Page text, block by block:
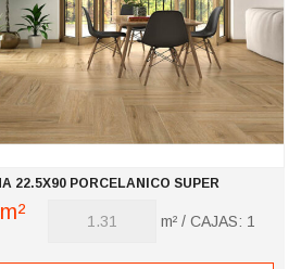
22.5X90 PORCELANICO SUPER
22.5X90
m² / CAJAS: 1